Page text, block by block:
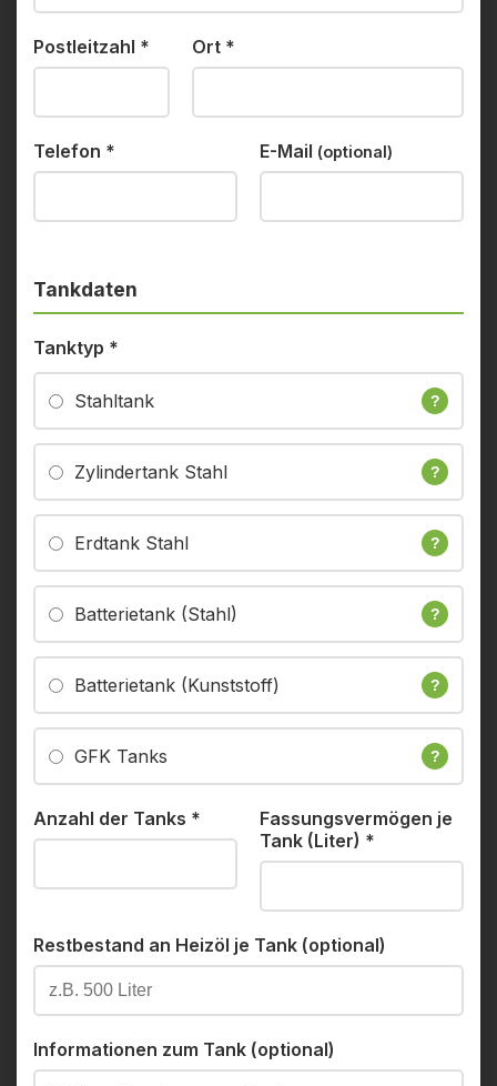
Postleitzahl * Ort *
Telefon * E-Mail (optional)
Tankdaten
Tanktyp *
Stahltank ?
Zylindertank Stahl ?
Erdtank Stahl ?
Batterietank (Stahl) ?
Batterietank (Kunststoff) ?
GFK Tanks ?
Anzahl der Tanks *
Fassungsvermögen je
Tank (Liter) *
Restbestand an Heizöl je Tank (optional)
Informationen zum Tank (optional)